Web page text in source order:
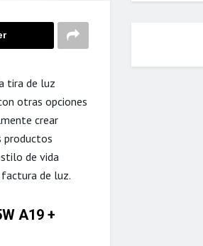
tira de luz
otras opciones
crear
productos
de vida
de luz.
A19 +